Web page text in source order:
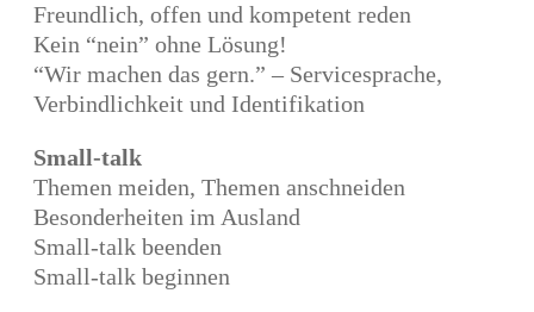
Freundlich, offen und kompetent reden
Kein “nein” ohne Lösung!
“Wir machen das gern.” – Servicesprache,
Verbindlichkeit und Identifikation
Small-talk
Themen meiden, Themen anschneiden
Besonderheiten im Ausland
Small-talk beenden
Small-talk beginnen